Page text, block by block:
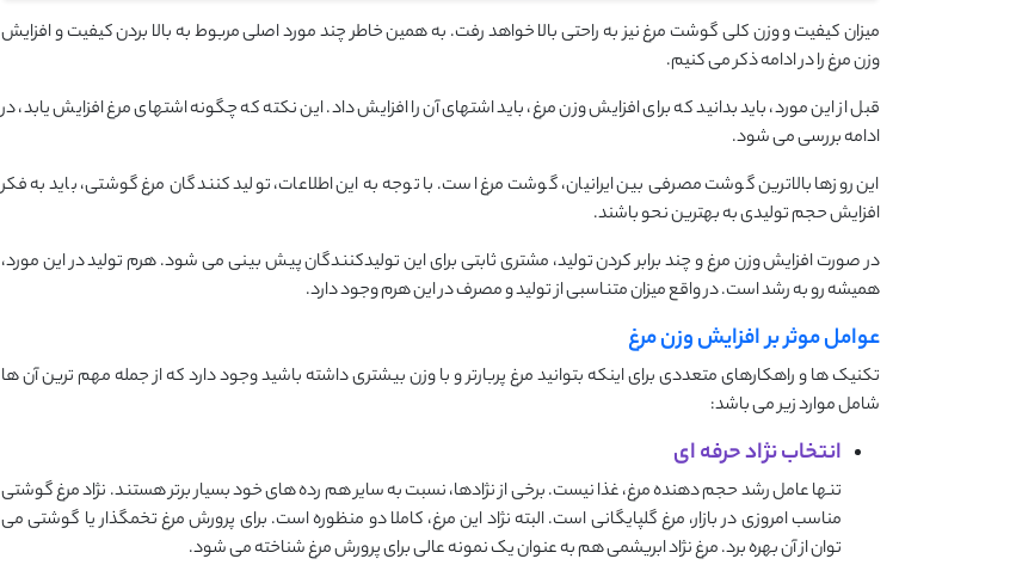
میزان کیفیت و وزن کلی گوشت مرغ نیز به راحتی بالا خواهد رفت. به همین خاطر چند مورد اصلی مربوط به بالا بردن کیفیت و افزایش
وزن مرغ را در ادامه ذکر می کنیم.
قبل از این مورد، باید بدانید که برای افزایش وزن مرغ، باید اشتهای آن را افزایش داد. این نکته که چگونه اشتهای مرغ افزایش یابد، در
ادامه بررسی می شود.
این روزها بالاترین گوشت مصرفی بین ایرانیان، گوشت مرغ است. با توجه به این اطلاعات، تولید کنندگان مرغ گوشتی، باید به فکر
افزایش حجم تولیدی به بهترین نحو باشند.
در صورت افزایش وزن مرغ و چند برابر کردن تولید، مشتری ثابتی برای این تولیدکنندگان پیش بینی می شود. هرم تولید در این مورد،
همیشه رو به رشد است. در واقع میزان متناسبی از تولید و مصرف در این هرم وجود دارد.
عوامل موثر بر افزایش وزن مرغ
تکنیک ها و راهکارهای متعددی برای اینکه بتوانید مرغ پربارتر و با وزن بیشتری داشته باشید وجود دارد که از جمله مهم ترین آن ها
شامل موارد زیر می باشد:
انتخاب نژاد حرفه ای
تنها عامل رشد حجم دهنده مرغ، غذا نیست. برخی از نژادها، نسبت به سایر هم رده های خود بسیار برتر هستند. نژاد مرغ گوشتی
مناسب امروزی در بازار، مرغ گلپایگانی است. البته نژاد این مرغ، کاملا دو منظوره است. برای پرورش مرغ تخمگذار یا گوشتی می
توان از آن بهره برد. مرغ نژاد ابریشمی هم به عنوان یک نمونه عالی برای پرورش مرغ شناخته می شود.